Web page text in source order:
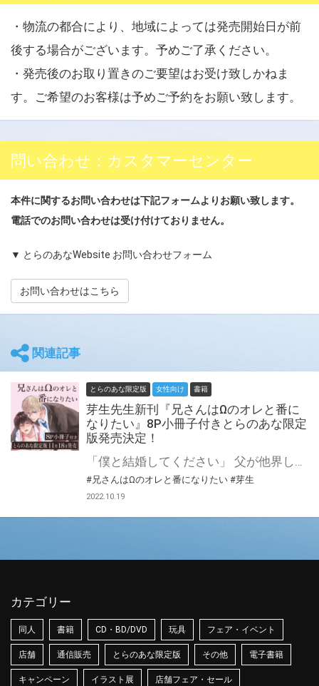
・物流の都合により、地域によっては発売開始日が前
後する場合がございます。予めご了承ください。
・発売後のお取り置きのご要望はお受け致しかねま
す。ご希望のお客様は予めご予約をお願い致します。
問い合わせ：カスタマーセンター
本件に関するお問い合わせは下記フォームよりお願い致します。
電話でのお問い合わせは受け付けておりません。
▼ とらのあなWebsite お問い合わせフォーム
お問い合わせはこちら
関連記事
とらのあな限定版 女性向け 書籍
芽生先生新刊『兄さんはΩのオレと番に
なりたい』8P小冊子付きとらのあな限定
版発売決定！
「僕と結婚してください」 父が他界して早数年、倉科杏里＜くらしな/あんり＞(Ω)は母にアルファの交際相手がいると知らされる。 幼少期のトラウマのせいでアルファに苦手意識を持つ杏里だが緊張しつつも顔合わせに同席すること決意する。 穏やかで紳士的な母の新たなパートナー・逢坂＜おうさか＞と共に姿を見せた息子の柊＜しゅう＞は、杏里を見るなり突然プロポーズしてきて…!? 一方の杏里も柊を視界に入れた瞬間から鼓動の高鳴りと熱を持つ体を持て余していた。 一つ屋根の下で育まれる、無垢な二人の初めての恋。 一途で優しいエリートα×アルファ嫌いの強がりΩ。 穢れのない青年たちの清く美しい純愛ロマンス！ 芽生先生のデビューコミックス♥『兄さんはΩのオレと番になりたい』が11月18日に発売決定！ とらのあなでは刊行を記念して描き下ろし入り8P小冊子付きとらのあな限定版を発売致します！ 店舗・通販にて予約開始！とらのあな限定版は数量限定生産となりますので、お早めにご予約下さい！
#兄さんはΩのオレと番になりたい #芽生
2022.10.19
カテゴリー
同人 書籍 CD・BD/DVD 玩具 フェア・イベント
店舗 通信販売 とらのあな限定版 その他 電子書籍
キャンペーン イラスト展 店舗フェア・セール